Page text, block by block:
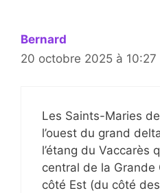
Bernard
20 octobre 2025 à 10:27
Les Saints-Maries
l’ouest du grand
l’étang du Vaccarès
central de la Grande
côté Est (du côté